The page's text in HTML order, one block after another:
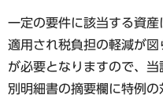
一定の要件に該当する資
適用され税負担の軽減が
が必要となりますので、
別明細書の摘要欄に特例